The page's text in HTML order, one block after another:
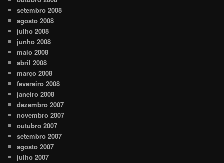
setembro 2008
agosto 2008
julho 2008
junho 2008
maio 2008
abril 2008
março 2008
fevereiro 2008
janeiro 2008
dezembro 2007
novembro 2007
outubro 2007
setembro 2007
agosto 2007
julho 2007